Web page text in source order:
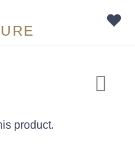
product.